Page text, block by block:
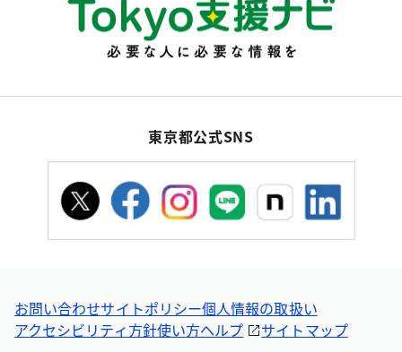
東京都公式SNS
お問い合わせサイトポリシー個人情報の取扱い
アクセシビリティ方針使い方ヘルプ サイトマップ